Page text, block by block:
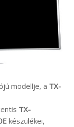
modellje, a TX-
TX-
készülékei,